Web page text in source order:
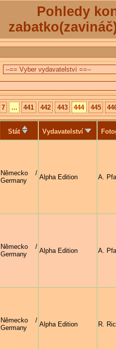
Pohledy
7 ... 441 442 443 444 445
Stát Vydavatelství
Německo /
Germany
Alpha Edition A.
Německo /
Germany
Alpha Edition A.
Německo /
Germany
Alpha Edition R.